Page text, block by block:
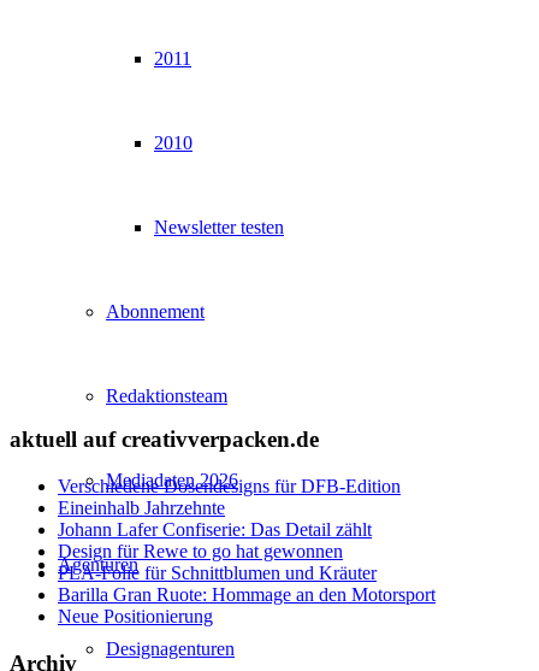
2011
2010
Newsletter testen
Abonnement
Redaktionsteam
Mediadaten 2026
Agenturen
Designagenturen
aktuell auf creativverpacken.de
Verschiedene Dosendesigns für DFB-Edition
Eineinhalb Jahrzehnte
Johann Lafer Confiserie: Das Detail zählt
Design für Rewe to go hat gewonnen
PLA-Folie für Schnittblumen und Kräuter
Barilla Gran Ruote: Hommage an den Motorsport
Neue Positionierung
Archiv